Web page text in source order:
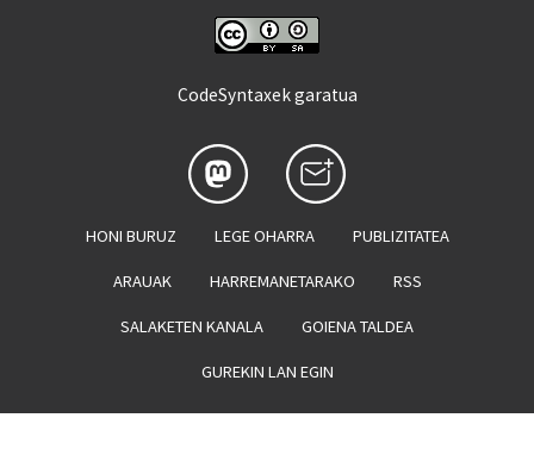
CodeSyntaxek garatua
HONI BURUZ LEGE OHARRA PUBLIZITATEA
ARAUAK HARREMANETARAKO RSS
SALAKETEN KANALA GOIENA TALDEA
GUREKIN LAN EGIN